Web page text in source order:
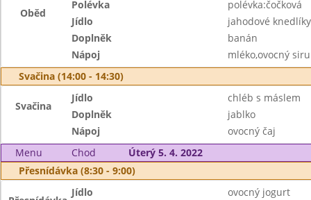
Oběd
Polévka
polévka:čočková
Jídlo
jahodové knedlíky
Doplněk
banán
Nápoj
mléko,ovocný
Svačina (14:00 - 14:30)
Svačina
Jídlo
chléb s máslem
Doplněk
jablko
Nápoj
ovocný čaj
Menu
Chod
Úterý 5. 4. 2022
Přesnídávka (8:30 - 9:00)
Jídlo
ovocný jogurt